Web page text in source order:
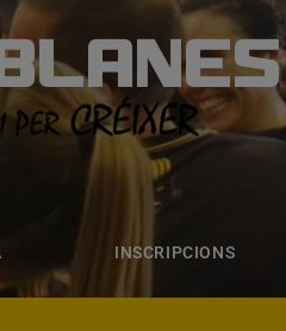
INSCRIPCIONS
INSCRIPCIONS